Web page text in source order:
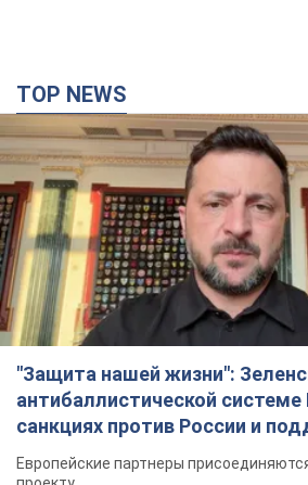
TOP NEWS
"Защита нашей жизни":
антибаллистической системе
санкциях против России и
Видео
Европейские партнеры